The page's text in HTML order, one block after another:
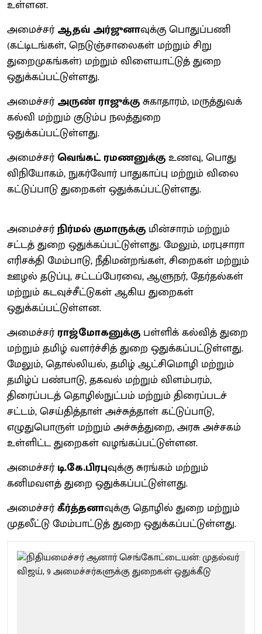
உள்ளன.
அமைச்சர்ஆதவ் அர்ஜுனாவுக்கு பொதுப்பணி
(கட்டிடங்கள், நெடுஞ்சாலைகள் மற்றும் சிறு
துறைமுகங்கள்) மற்றும் விளையாட்டுத் துறை
ஒதுக்கப்பட்டுள்ளது.
அமைச்சர்அருண் ராஜுக்குசுகாதாரம், மருத்துவக்
கல்வி மற்றும் குடும்ப நலத்துறை
ஒதுக்கப்பட்டுள்ளது.
அமைச்சர்வெங்கட் ரமணனுக்குஉணவு, பொது
விநியோகம், நுகர்வோர் பாதுகாப்பு மற்றும் விலை
கட்டுப்பாடு துறைகள் ஒதுக்கப்பட்டுள்ளது.
அமைச்சர்நிர்மல் குமாருக்கு மின்சாரம் மற்றும்
சட்டத் துறை ஒதுக்கப்பட்டுள்ளது. மேலும், மரபுசாரா
எரிசக்தி மேம்பாடு, நீதிமன்றங்கள், சிறைகள் மற்றும்
ஊழல் தடுப்பு, சட்டப்பேரவை, ஆளுநர், தேர்தல்கள்
மற்றும் கடவுச்சீட்டுகள் ஆகிய துறைகள்
ஒதுக்கப்பட்டுள்ளன.
அமைச்சர்ராஜ்மோகனுக்கு பள்ளிக் கல்வித் துறை
மற்றும் தமிழ் வளர்ச்சித் துறை ஒதுக்கப்பட்டுள்ளது.
மேலும், தொல்லியல், தமிழ் ஆட்சிமொழி மற்றும்
தமிழ்ப் பண்பாடு, தகவல் மற்றும் விளம்பரம்,
திரைப்படத் தொழில்நுட்பம் மற்றும் திரைப்படச்
சட்டம், செய்தித்தாள் அச்சுத்தாள் கட்டுப்பாடு,
எழுதுபொருள் மற்றும் அச்சுத்துறை, அரசு அச்சகம்
உள்ளிட்ட துறைகள் வழங்கப்பட்டுள்ளன.
அமைச்சர்டி.கே.பிரபுவுக்கு சுரங்கம் மற்றும்
கனிமவளத் துறை ஒதுக்கப்பட்டுள்ளது.
அமைச்சர்கீர்த்தனாவுக்கு தொழில் துறை மற்றும்
முதலீட்டு மேம்பாட்டுத் துறை ஒதுக்கப்பட்டுள்ளது.